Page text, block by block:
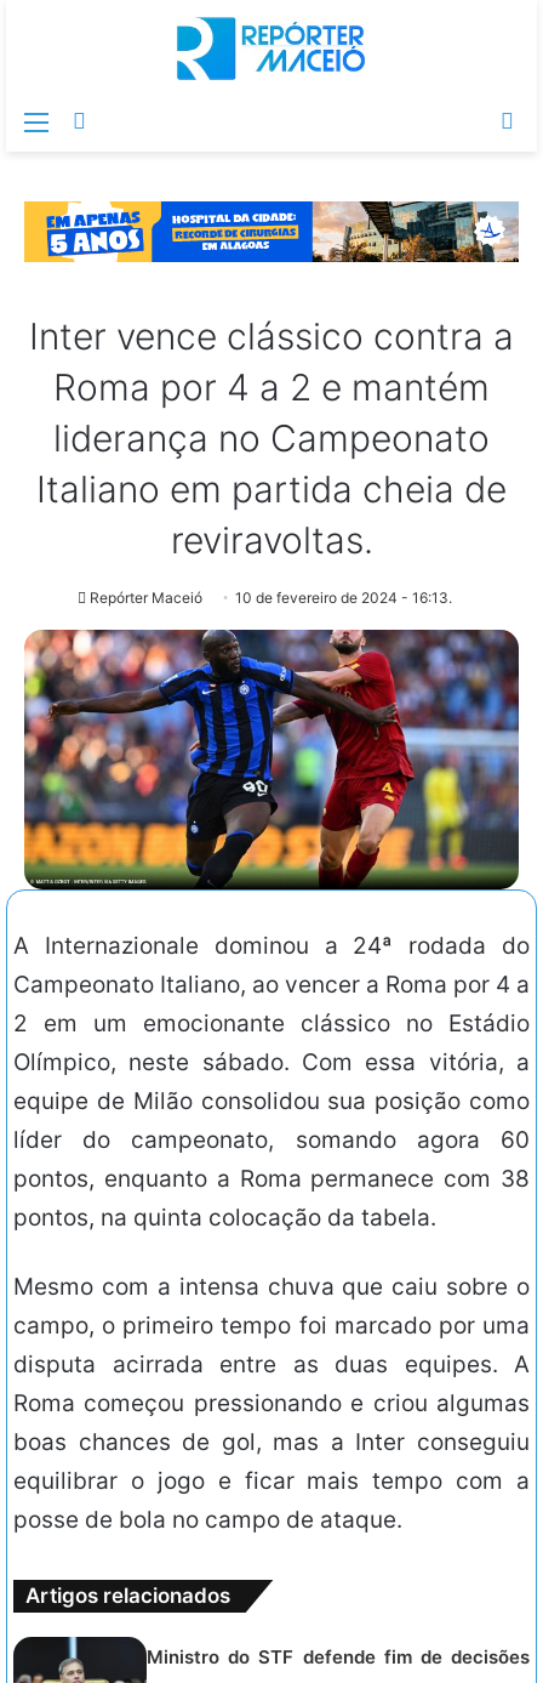
Menu
Inter vence clássico contra a
Roma por 4 a 2 e mantém
liderança no Campeonato
Italiano em partida cheia de
reviravoltas.
Repórter Maceió 10 de fevereiro de 2024 - 16:13.
A Internazionale dominou a 24ª rodada do
Campeonato Italiano, ao vencer a Roma por 4 a
2 em um emocionante clássico no Estádio
Olímpico, neste sábado. Com essa vitória, a
equipe de Milão consolidou sua posição como
líder do campeonato, somando agora 60
pontos, enquanto a Roma permanece com 38
pontos, na quinta colocação da tabela.
Mesmo com a intensa chuva que caiu sobre o
campo, o primeiro tempo foi marcado por uma
disputa acirrada entre as duas equipes. A
Roma começou pressionando e criou algumas
boas chances de gol, mas a Inter conseguiu
equilibrar o jogo e ficar mais tempo com a
posse de bola no campo de ataque.
Artigos relacionados
Ministro do STF defende fim de decisões